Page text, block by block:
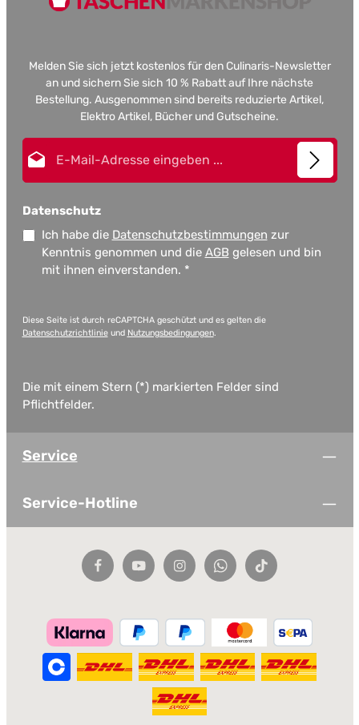
Melden Sie sich jetzt kostenlos für den Culinaris-Newsletter
an und sichern Sie sich 10 % Rabatt auf Ihre nächste
Bestellung. Ausgenommen sind bereits reduzierte Artikel,
Elektro Artikel, Bücher und Gutscheine.
Datenschutz
Ich habe die Datenschutzbestimmungen zur
Kenntnis genommen und die AGB gelesen und bin
mit ihnen einverstanden. *
Diese Seite ist durch reCAPTCHA geschützt und es gelten die
Datenschutzrichtlinieund Nutzungsbedingungen.
Die mit einem Stern (*) markierten Felder sind
Pflichtfelder.
Service
Service-Hotline